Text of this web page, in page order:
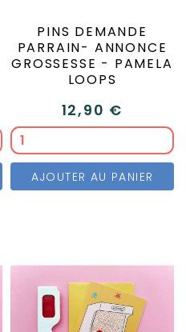
PINS DEMANDE
PARRAIN- ANNONCE
GROSSESSE - PAMELA
LOOPS
12,90 €
AJOUTER AU PANIER